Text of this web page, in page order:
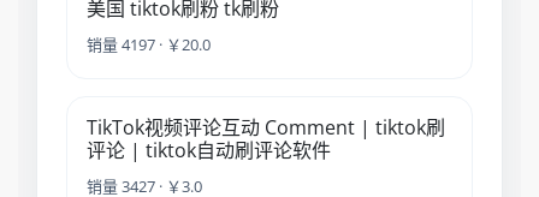
美国 tiktok刷粉 tk刷粉
销量 4197 · ￥20.0
TikTok视频评论互动 Comment | tiktok刷
评论 | tiktok自动刷评论软件
销量 3427 · ￥3.0